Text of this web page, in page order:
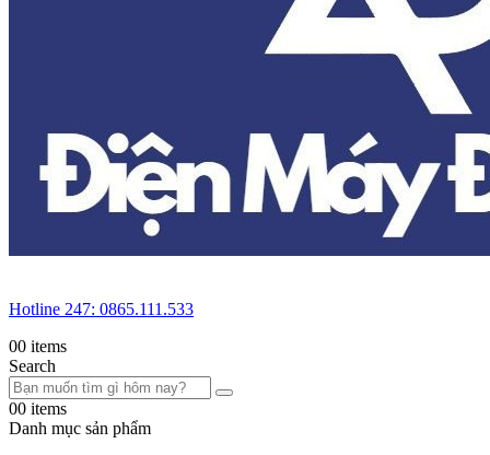
Hotline 247: 0865.111.533
00 items
Search
00 items
Danh mục sản phẩm